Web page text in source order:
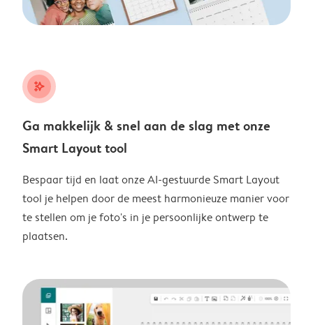
stars_plus
Ga makkelijk & snel aan de slag met onze
Smart Layout tool
Bespaar tijd en laat onze AI-gestuurde Smart Layout
tool je helpen door de meest harmonieuze manier voor
te stellen om je foto's in je persoonlijke ontwerp te
plaatsen.